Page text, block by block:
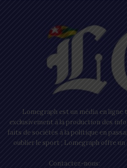
Lomegraph est un média en ligne
exclusivement à la production des
faits de sociétés à la politique en
oublier le sport ; Lomegraph offre
Contactez-nous: